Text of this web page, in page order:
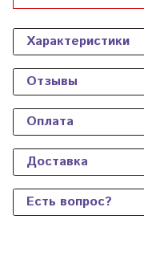
Характеристики
Отзывы
Оплата
Доставка
Есть вопрос?